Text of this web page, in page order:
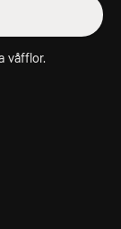
våfflor.